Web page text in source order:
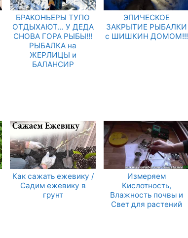
БРАКОНЬЕРЫ ТУПО
ОТДЫХАЮТ… У ДЕДА
СНОВА ГОРА РЫБЫ!!!
РЫБАЛКА на
ЖЕРЛИЦЫ и
БАЛАНСИР
ЭПИЧЕСКОЕ
ЗАКРЫТИЕ РЫБАЛКИ
с ШИШКИН ДОМОМ!!!
Как сажать ежевику /
Садим ежевику в
грунт
Измеряем
Кислотность,
Влажность почвы и
Свет для растений